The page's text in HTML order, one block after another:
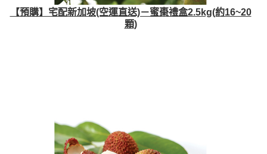
【預購】宅配新加坡(空運直送)－蜜棗禮盒2.5kg(約16~20
顆)